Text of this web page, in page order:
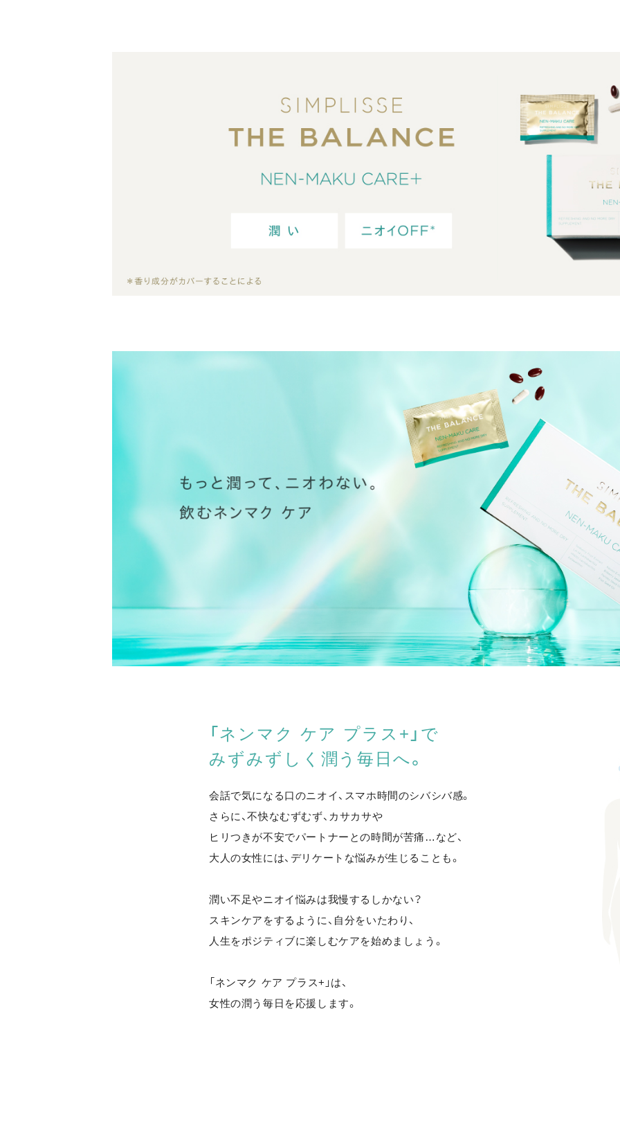
「ネンマク ケア プラス+」で
みずみずしく潤う毎日へ。
会話で気になる口のニオイ、スマホ時間のシバシバ感。
さらに、不快なむずむず、カサカサや
ヒリつきが不安でパートナーとの時間が苦痛…など、
大人の女性には、デリケートな悩みが生じることも。
潤い不足やニオイ悩みは我慢するしかない？
スキンケアをするように、自分をいたわり、
人生をポジティブに楽しむケアを始めましょう。
「ネンマク ケア プラス+」は、
女性の潤う毎日を応援します。